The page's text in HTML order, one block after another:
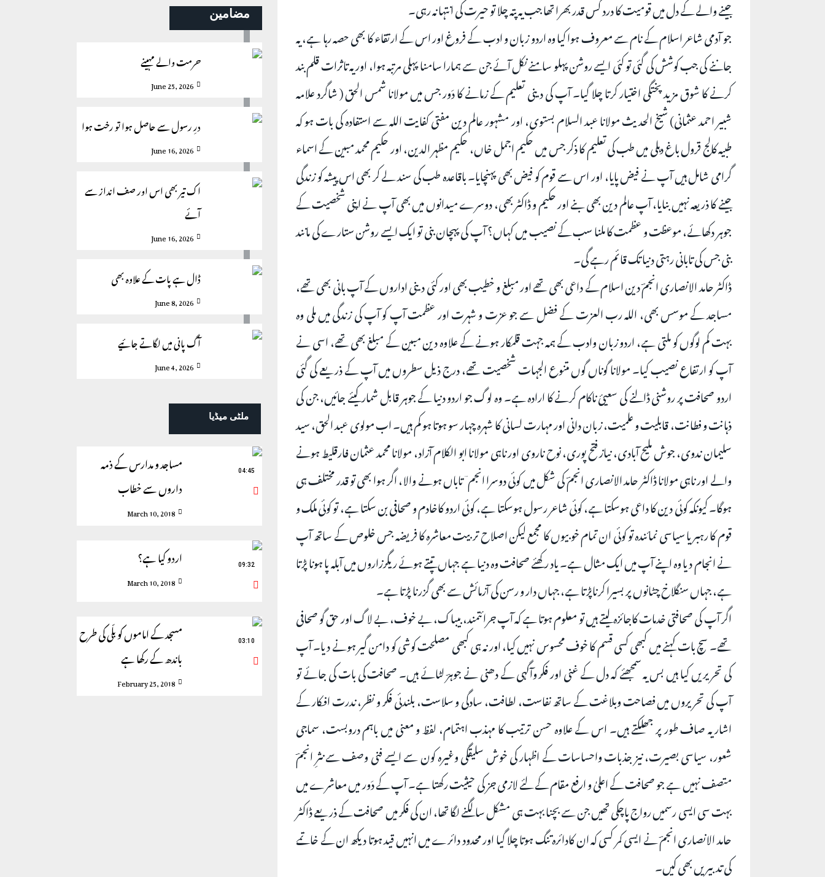
جینے والے کے دل میں قومیت کا درد کس قدر بھرا تھا جب یہ پتہ چلا تو حیرت کی انتہا نہ رہی۔
جو آدمی شاعر اسلام کے نام سے معروف ہوا کیا وہ اردو زبان و ادب کے فروغ اور اس کے ارتقاء کا بھی حصہ رہا ہے، یہ
جاننے کی جب کوشش کی گئی تو کئی ایسے روشن پہلو سامنے نکل آئے جن سے ہمارا سامنا پہلی مرتبہ ہوا، اور یہ تاثرات قلم بند
کرنے کا شوق مزید پختگی اختیار کرتا چلا گیا۔ آپ کی دینی تعلیم کے زمانے کا دَور جس میں مولانا شمس الحق ( شاگرد علامہ
شبیر احمد عثمانی) شیخ الحدیث مولانا عبد السلام بستوی، اور مشہور عالم دین مفتی کفایت اللہ سے استفادہ کی بات ہو کہ
طبیہ کالج قرول باغ دہلی میں طب کی تعلیم کا ذکر جس میں حکیم اجمل خاں، حکیم مظہر الدین، اور حکیم محمد مبین کے اسماء
گرامی شامل ہیں آپ نے فیض پایا، اور اس سے قوم کو فیض بھی پہنچایا۔ باقاعدہ طب کی سند لے کر بھی اس پیشہ کو زندگی
جینے کا ذریعہ نہیں بنایا، آپ عالم دین بھی بنے اور حکیم و ڈاکٹر بھی، دوسرے میدانوں میں بھی آپ نے اپنی شخصیت کے
جوہر دکھائے، موعظت و عظمت کا ملنا سب کے نصیب میں کہاں؟ آپ کی پہچان بنی تو ایک ایسے روشن ستارے کی مانند
بنی جس کی تابانی رہتی دنیا تک قائم رہے گی۔
ڈاکٹر حامد الانصاری انجمؔ دین اسلام کے داعی بھی تھے اور مبلغ و خطیب بھی اور کئی دینی اداروں کے آپ بانی بھی تھے،
مساجد کے موسس بھی، اللہ رب العزت کے فضل سے جو عزت و شہرت اور عظمت آپ کو آپ کی زندگی میں ملی وہ
بہت کم لوگوں کو ملتی ہے، اردو زبان وادب کے ہمہ جہت قلمکار ہونے کے علاوہ دین مبین کے مبلغ بھی تھے، اسی نے
آپ کو ارتفاع نصیب کیا۔ مولانا گوناں گوں متنوع الجہات شخصیت تھے، درج ذیل سطروں میں آپ کے ذریعے کی گئی
اردو صحافت پر روشنی ڈالنے کی سعیئ ناکام کرنے کا ارادہ ہے۔ وہ لوگ جو اردو دنیا کے جوہر قابل شمار کیئے جائیں، جن کی
ذہانت و فطانت، قابلیت و علمیت، زبان دانی اور مہارت لسانی کا شہرہ چہار سو ہوتا ہو کم ہیں۔ اب مولوی عبد الحق، سید
سلیمان ندوی، جوش ملیح آبادی، نیاز فتح پوری، نوح ناروی اور ناہی مولانا ابو الکلام آزاد، مولانا محمد عثمان فارقلیط ہونے
والے اور ناہی مولانا ڈاکٹر حامد الانصاری انجمؔ کی شکل میں کوئی دوسرا انجم ؔ تاباں ہونے والا، اگر ہوا بھی تو قدر مختلف ہی
ہوگا۔ کیونکہ کوئی دین کا داعی ہوسکتا ہے، کوئی شاعر رسول ہوسکتا ہے، کوئی اردو کاخادم و صحافی بن سکتا ہے، تو کوئی ملک و
قوم کا رہبر یا سیاسی نمائندہ تو کوئی ان تمام خوبیوں کا مجمع لیکن اصلاح تربیت معاشرہ کا فریضہ جس خلوص کے ساتھ آپ
نے انجام دیا وہ اپنے آپ میں ایک مثال ہے۔ یاد رکھئے صحافت وہ دنیا ہے جہاں تپتے ہوئے ریگرزاروں میں آبلہ پا ہونا پڑتا
ہے، جہاں سنگلاخ چٹانوں پر بسیرا کرناپڑتا ہے، جہاں دار و رسن کی آزمائش سے بھی گزرنا پڑتا ہے۔
اگر آپ کی صحافتی خدمات کاجائزہ لیتے ہیں تو معلوم ہوتا ہے کہ آپ جرائتمند، بیباک، بے خوف، بے لاگ اور حق گو صحافی
تھے۔ سچ بات کہنے میں کبھی کسی قسم کا خوف محسوس نہیں کیا، اور نہ ہی کبھی مصلحت کوشی کو دامن گیر ہونے دیا۔ آپ
کی تحریریں کیا ہیں بس یہ سمجھئے کہ دل کے غنی اور فکر وآگہی کے دھنی نے جوہرؔ لٹائے ہیں۔ صحافت کی بات کی جائے تو
آپ کی تحریروں میں فصاحت وبلاغت کے ساتھ نفاست، لطافت، سادگی و سلاست، بلندئی فکر و نظر، ندرت افکار کے
اشاریہ صاف طور پر جھلکتے ہیں۔ اس کے علاوہ حسن ترتیب کا مہذب اہتمام، لفظ و معنی میں باہم دروبست، سماجی
شعور، سیاسی بصیرت، نیز جذبات واحساسات کے اظہار کی خوش سلیقگی وغیرہ کون سے ایسے فنی وصف سے نثرِ انجمؔ
متصف نہیں ہے جو صحافت کے اعلیٰ و ارفع مقام کے لئے لازمی جز کی حیثیت رکھتا ہے۔ آپ کے دَور میں معاشرے میں
بہت سی ایسی رسمیں رواج پاچکی تھیں جن سے بچنا بہت ہی مشکل سا لگنے لگا تھا، ان کی فکر میں صحافت کے ذریعے ڈاکٹر
حامد الانصاری انجمؔ نے ایسی کمر کسی کہ ان کادائرہ تنگ ہوتا چلا گیا اور محدود دائرے میں انہیں قید ہوتا دیکھ ان کے خاتمے
کی تدبیریں بھی کیں۔
مضامین
حرمت والے مہینے
June 25, 2026
درِ رسول سے حاصل ہوا تو رخت ہوا
June 16, 2026
اک تیر بھی اس اور صف انداز سے
آئے
June 16, 2026
ڈال ہے پات کے علاوہ بھی
June 8, 2026
آگ پانی میں لگاتے جائیے
June 4, 2026
ملٹی میڈیا
مساجد و مدارس کے ذمہ
داروں سے خطاب
March 10, 2018
04:45
اردو کیا ہے؟
March 10, 2018
09:32
مسجد کے اماموں کو بلّی کی طرح
باندھ کے رکھا ہے
February 25, 2018
03:10